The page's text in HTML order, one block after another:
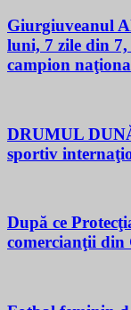
Giurgiuveanul
luni, 7 zile din
campion
DRUMUL
sportiv
După ce
comercianţii din